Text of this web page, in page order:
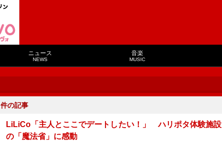
ニュース
NEWS
音楽
MUSIC
件の記事
LiLiCo「主人とここでデートしたい！」 ハリポタ体験施設
の「魔法省」に感動